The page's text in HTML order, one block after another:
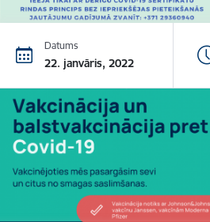
Datums
22. janvāris, 2022